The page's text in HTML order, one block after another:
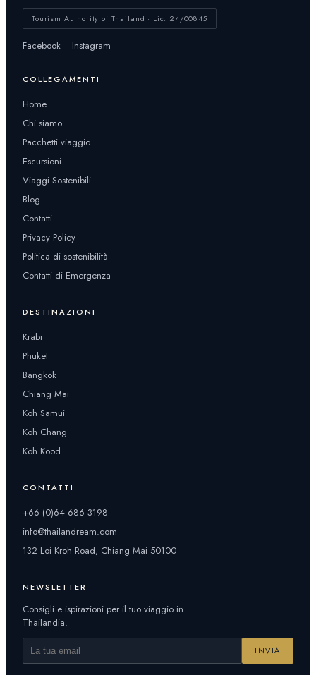
Tourism Authority of Thailand · Lic. 24/00845
Facebook Instagram
COLLEGAMENTI
Home
Chi siamo
Pacchetti viaggio
Escursioni
Viaggi Sostenibili
Blog
Contatti
Privacy Policy
Politica di sostenibilità
Contatti di Emergenza
DESTINAZIONI
Krabi
Phuket
Bangkok
Chiang Mai
Koh Samui
Koh Chang
Koh Kood
CONTATTI
+66 (0)64 686 3198
info@thailandream.com
132 Loi Kroh Road, Chiang Mai 50100
NEWSLETTER
Consigli e ispirazioni per il tuo viaggio in
Thailandia.
INVIA